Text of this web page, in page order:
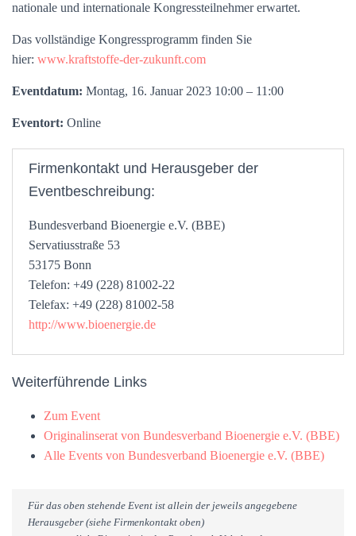
nationale und internationale Kongressteilnehmer erwartet.
Das vollständige Kongressprogramm finden Sie
hier: www.kraftstoffe-der-zukunft.com
Eventdatum: Montag, 16. Januar 2023 10:00 – 11:00
Eventort: Online
Firmenkontakt und Herausgeber der
Eventbeschreibung:
Bundesverband Bioenergie e.V. (BBE)
Servatiusstraße 53
53175 Bonn
Telefon: +49 (228) 81002-22
Telefax: +49 (228) 81002-58
http://www.bioenergie.de
Weiterführende Links
Zum Event
Originalinserat von Bundesverband Bioenergie e.V. (BBE)
Alle Events von Bundesverband Bioenergie e.V. (BBE)
Für das oben stehende Event ist allein der jeweils angegebene
Herausgeber (siehe Firmenkontakt oben)